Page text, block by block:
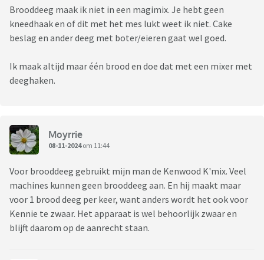
Brooddeeg maak ik niet in een magimix. Je hebt geen
kneedhaak en of dit met het mes lukt weet ik niet. Cake
beslag en ander deeg met boter/eieren gaat wel goed.
Ik maak altijd maar één brood en doe dat met een mixer met
deeghaken.
Moyrrie
08-11-2024om 11:44
Voor brooddeeg gebruikt mijn man de Kenwood K'mix. Veel
machines kunnen geen brooddeeg aan. En hij maakt maar
voor 1 brood deeg per keer, want anders wordt het ook voor
Kennie te zwaar. Het apparaat is wel behoorlijk zwaar en
blijft daarom op de aanrecht staan.